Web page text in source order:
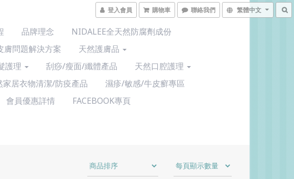
登入會員 購物車 聯絡我們 繁體中文
品牌理念
NIDALEE全天然防腐劑成份
膚問題解決方案
天然護膚品
護理 刮痧/瘦面/纖體產品
天然口腔護理
居衣物清潔/防疫產品
濕疹/敏感/牛皮癬專區
會員優惠詳情
FACEBOOK專頁